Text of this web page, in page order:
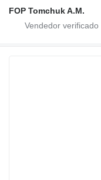
FOP Tomchuk A.M.